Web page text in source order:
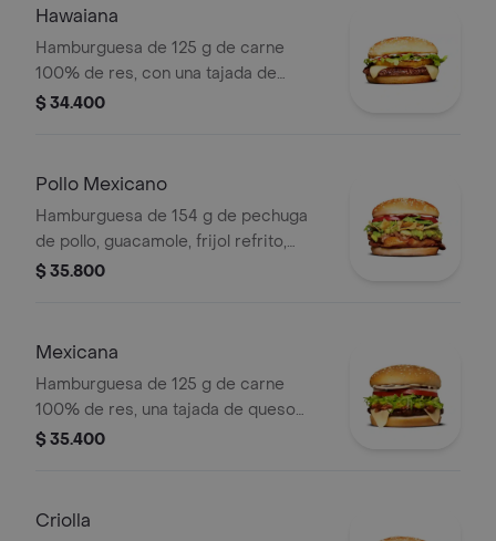
Hawaiana
Hamburguesa de 125 g de carne
100% de res, con una tajada de
queso tipo mozzarella, piña, lechuga,
$ 34.400
Pollo Mexicano
Hamburguesa de 154 g de pechuga
de pollo, guacamole, frijol refrito,
tortillas de maíz, tomate, lechuga y
$ 35.800
Mexicana
Hamburguesa de 125 g de carne
100% de res, una tajada de queso
tipo mozzarella, guacamole, fríjol
$ 35.400
Criolla